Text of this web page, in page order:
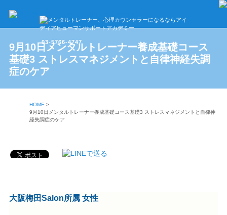
03-5766-4747
9月10日メンタルトレーナー養成基礎コース
基礎3 ストレスマネジメントと自律神経失調
症のケア
HOME >
9月10日メンタルトレーナー養成基礎コース基礎3 ストレスマネジメントと自律神
経失調症のケア
大阪梅田Salon所属 女性